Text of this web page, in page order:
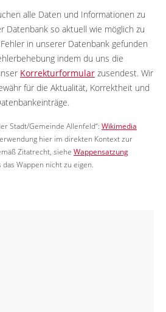
alle Daten und Informationen zu
Datenbank so aktuell wie möglich zu
in unserer Datenbank gefunden
indem du uns die
Korrekturformular zusendest. Wir
für die Aktualität, Korrektheit und
Stadt/Gemeinde Allenfeld“: Wikimedia
hier im direkten Kontext zur
Zitatrecht, siehe Wappensatzung
Wappen nicht zu eigen.